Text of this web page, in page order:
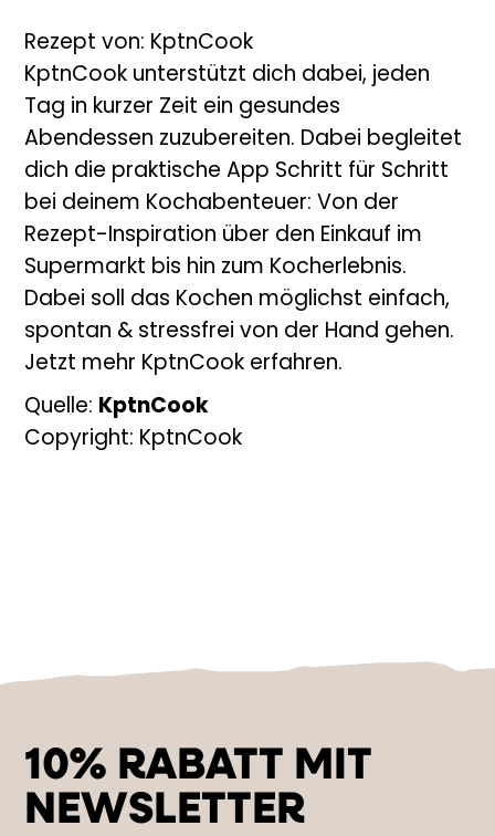
Rezept von: KptnCook
KptnCook unterstützt dich dabei, jeden
Tag in kurzer Zeit ein gesundes
Abendessen zuzubereiten. Dabei begleitet
dich die praktische App Schritt für Schritt
bei deinem Kochabenteuer: Von der
Rezept-Inspiration über den Einkauf im
Supermarkt bis hin zum Kocherlebnis.
Dabei soll das Kochen möglichst einfach,
spontan & stressfrei von der Hand gehen.
Jetzt mehr KptnCook erfahren.
Quelle: KptnCook
Copyright: KptnCook
10% RABATT MIT
NEWSLETTER